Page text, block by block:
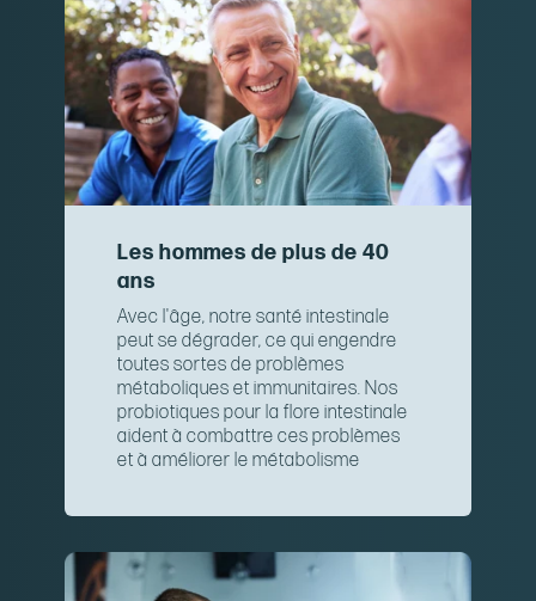
Les hommes de plus de 40
ans
Avec l'âge, notre santé intestinale
peut se dégrader, ce qui engendre
toutes sortes de problèmes
métaboliques et immunitaires. Nos
probiotiques pour la flore intestinale
aident à combattre ces problèmes
et à améliorer le métabolisme